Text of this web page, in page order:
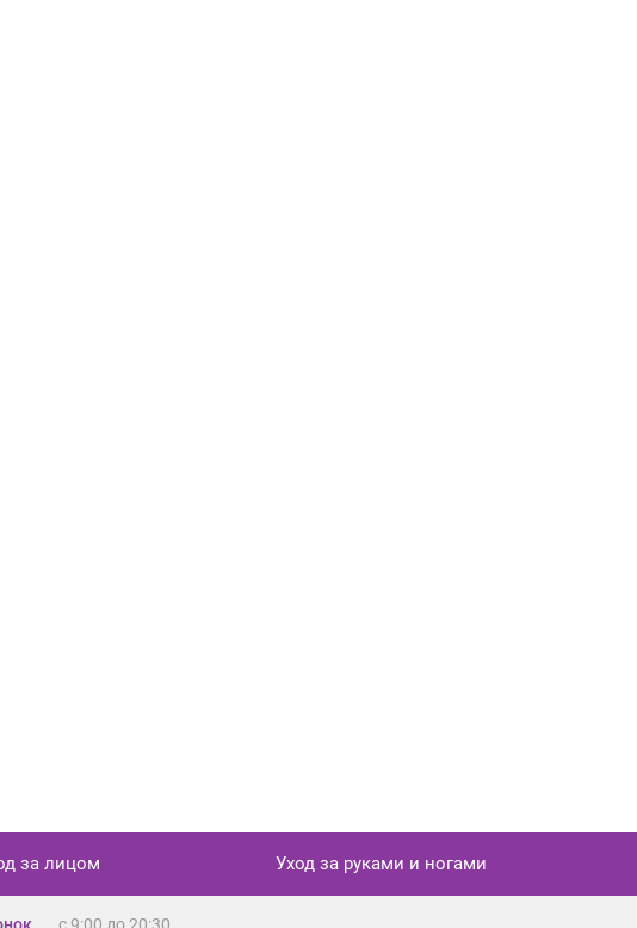
за лицом Уход за руками и ногами
с 9:00 до 20:30